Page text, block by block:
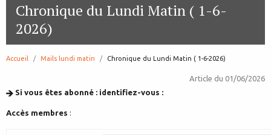
Chronique du Lundi Matin ( 1-6-
2026)
Accueil Mails lundi matin page:
Chronique du Lundi Matin ( 1-6-2026)
Article du 01/06/2026
Si vous êtes abonné : identifiez-vous :
Accès membres :